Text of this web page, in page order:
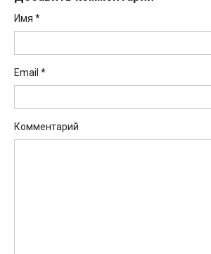
Имя *
Email *
Комментарий